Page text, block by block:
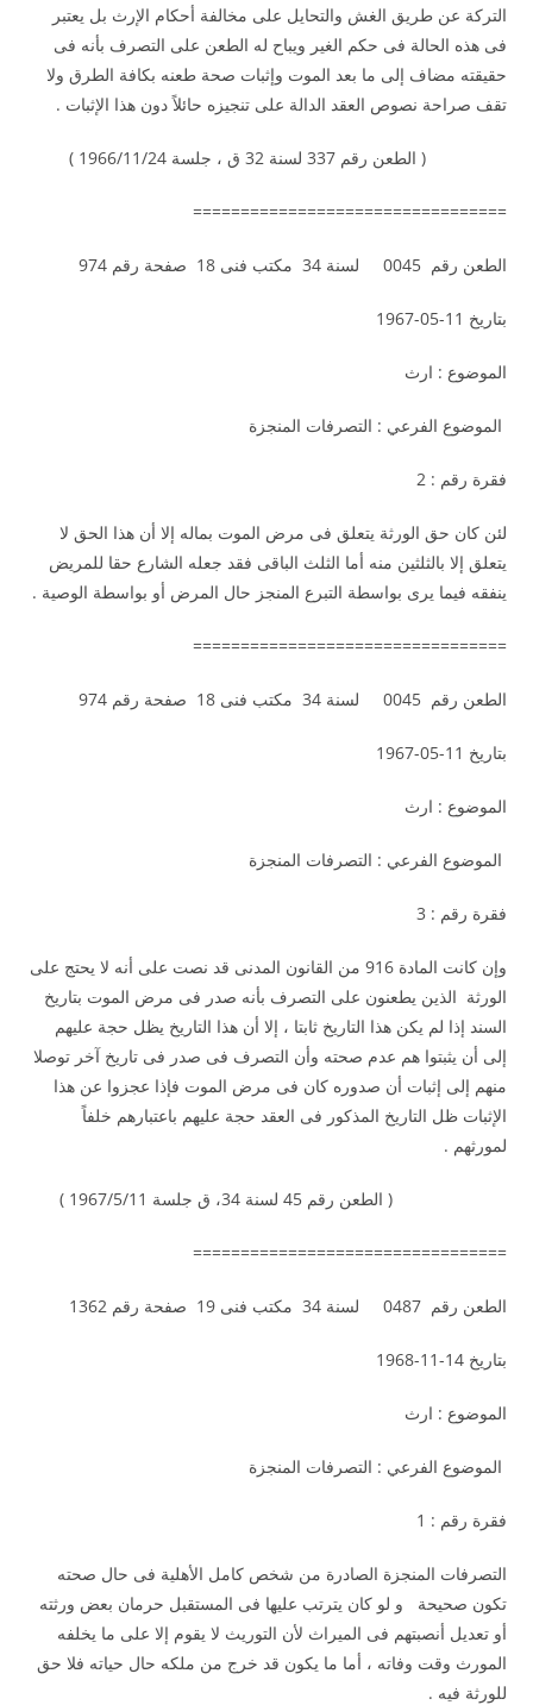
التركة عن طريق الغش والتحايل على مخالفة أحكام الإرث بل يعتبر
فى هذه الحالة فى حكم الغير ويباح له الطعن على التصرف بأنه فى
حقيقته مضاف إلى ما بعد الموت وإثبات صحة طعنه بكافة الطرق ولا
تقف صراحة نصوص العقد الدالة على تنجيزه حائلاً دون هذا الإثبات .
( الطعن رقم 337 لسنة 32 ق ، جلسة 1966/11/24 )
=================================
الطعن رقم 0045 لسنة 34 مكتب فنى 18 صفحة رقم 974
بتاريخ 11-05-1967
الموضوع : ارث
الموضوع الفرعي : التصرفات المنجزة
فقرة رقم : 2
لئن كان حق الورثة يتعلق فى مرض الموت بماله إلا أن هذا الحق لا
يتعلق إلا بالثلثين منه أما الثلث الباقى فقد جعله الشارع حقا للمريض
ينفقه فيما يرى بواسطة التبرع المنجز حال المرض أو بواسطة الوصية .
=================================
الطعن رقم 0045 لسنة 34 مكتب فنى 18 صفحة رقم 974
بتاريخ 11-05-1967
الموضوع : ارث
الموضوع الفرعي : التصرفات المنجزة
فقرة رقم : 3
وإن كانت المادة 916 من القانون المدنى قد نصت على أنه لا يحتج على
الورثة الذين يطعنون على التصرف بأنه صدر فى مرض الموت بتاريخ
السند إذا لم يكن هذا التاريخ ثابتا ، إلا أن هذا التاريخ يظل حجة عليهم
إلى أن يثبتوا هم عدم صحته وأن التصرف فى صدر فى تاريخ آخر توصلا
منهم إلى إثبات أن صدوره كان فى مرض الموت فإذا عجزوا عن هذا
الإثبات ظل التاريخ المذكور فى العقد حجة عليهم باعتبارهم خلفاً
لمورثهم .
( الطعن رقم 45 لسنة 34، ق جلسة 1967/5/11 )
=================================
الطعن رقم 0487 لسنة 34 مكتب فنى 19 صفحة رقم 1362
بتاريخ 14-11-1968
الموضوع : ارث
الموضوع الفرعي : التصرفات المنجزة
فقرة رقم : 1
التصرفات المنجزة الصادرة من شخص كامل الأهلية فى حال صحته
تكون صحيحة و لو كان يترتب عليها فى المستقبل حرمان بعض ورثته
أو تعديل أنصبتهم فى الميراث لأن التوريث لا يقوم إلا على ما يخلفه
المورث وقت وفاته ، أما ما يكون قد خرج من ملكه حال حياته فلا حق
للورثة فيه .